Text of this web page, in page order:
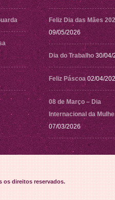
Feliz Dia das Mães
09/05/2026
Dia do Trabalho 30/04/
Feliz Páscoa 02/04/
08 de Março – Dia
Internacional da
07/03/2026
os direitos reservados.